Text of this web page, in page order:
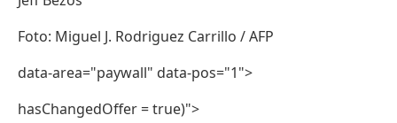
Foto: Miguel J. Rodriguez Carrillo / AFP
data-area="paywall" data-pos="1">
hasChangedOffer = true)">